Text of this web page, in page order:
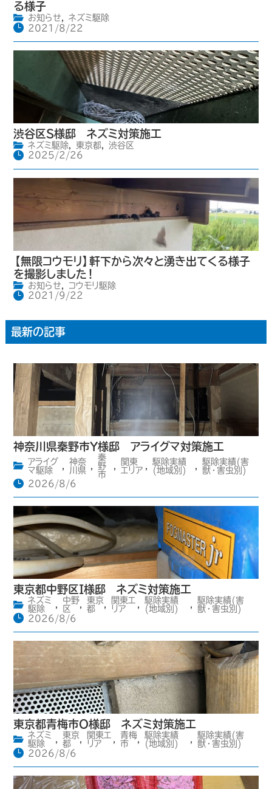
る様子
お知らせ,
ネズミ駆除
2021/8/22
渋谷区S様邸 ネズミ対策施工
ネズミ駆除, 東京都,
渋谷区
2025/2/26
【無限コウモリ】軒下から次々と湧き出てくる様子
を撮影しました！
お知らせ,
コウモリ駆除
2021/9/22
最新の記事
神奈川県秦野市Y様邸 アライグマ対策施工
アライグ
マ駆除
神奈
川県
秦
野
市
関東
エリア
駆除実績
(地域別)
駆除実績(害
獣・害虫別)
2026/8/6
東京都中野区I様邸 ネズミ対策施工
ネズミ
駆除
,
中野
区
,
東京
都
,
関東エ
リア
,
駆除実績
(地域別)
,
駆除実績(害
獣・害虫別)
2026/8/6
東京都青梅市O様邸 ネズミ対策施工
ネズミ
駆除
,
東京
都
,
関東エ
リア
,
青梅
市
,
駆除実績
(地域別)
,
駆除実績(害
獣・害虫別)
2026/8/6